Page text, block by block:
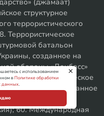
структурное
террористического
Террористическое
батальон
созданное на
обороны «Донбасс»
59. Террористическое
ль-Джамаат» (созданное
ФКУ ИК-2 УФСИН
60. Международная
с использованием
вПолитике обработки
данных.